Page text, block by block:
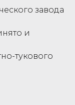
завода
и
тукового